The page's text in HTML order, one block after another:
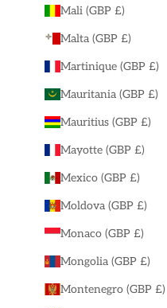
Mali (GBP £)
Malta (GBP £)
Martinique (GBP £)
Mauritania (GBP £)
Mauritius (GBP £)
Mayotte (GBP £)
Mexico (GBP £)
Moldova (GBP £)
Monaco (GBP £)
Mongolia (GBP £)
Montenegro (GBP £)